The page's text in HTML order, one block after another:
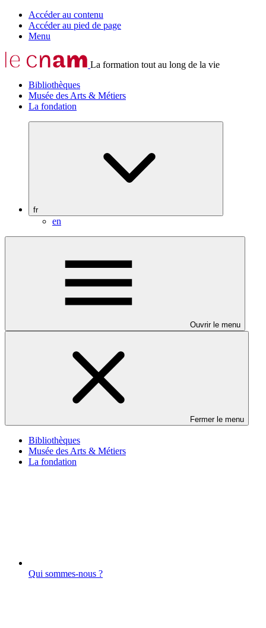
Accéder au contenu
Accéder au pied de page
Menu
La formation tout au long de la vie
Bibliothèques
Musée des Arts & Métiers
La fondation
fr
en
Ouvrir le menu
Fermer le menu
Bibliothèques
Musée des Arts & Métiers
La fondation
Qui sommes-nous ?